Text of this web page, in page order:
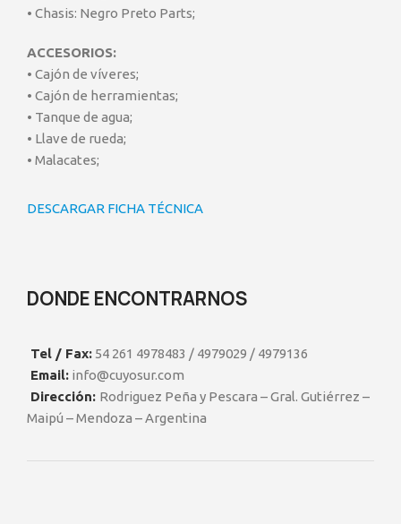
• Chasis: Negro Preto Parts;
ACCESORIOS:
• Cajón de víveres;
• Cajón de herramientas;
• Tanque de agua;
• Llave de rueda;
• Malacates;
DESCARGAR FICHA TÉCNICA
DONDE ENCONTRARNOS
Tel / Fax: 54 261 4978483 / 4979029 / 4979136
Email: info@cuyosur.com
Dirección: Rodriguez Peña y Pescara – Gral. Gutiérrez –
Maipú – Mendoza – Argentina